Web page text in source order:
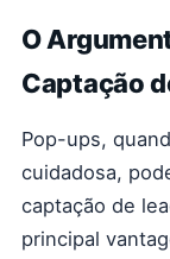
O
Captação
Pop-ups,
cuidadosa,
captação de
principal